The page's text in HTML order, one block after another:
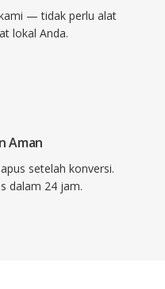
— tidak perlu alat
lokal Anda.
Aman
setelah konversi.
dalam 24 jam.